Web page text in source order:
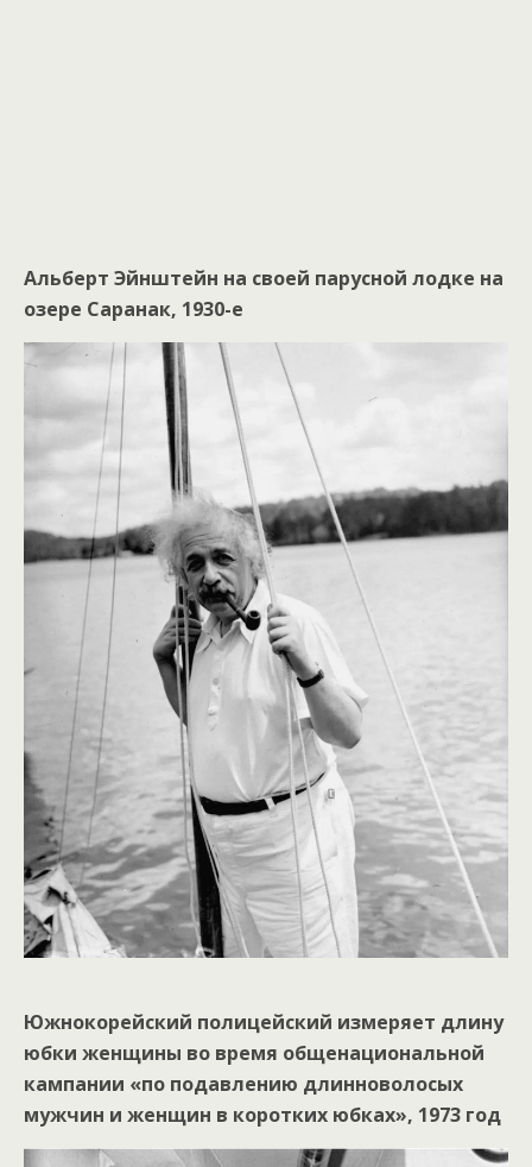
Альберт Эйнштейн на своей парусной лодке на
озере Саранак, 1930-е
Южнокорейский полицейский измеряет длину
юбки женщины во время общенациональной
кампании «по подавлению длинноволосых
мужчин и женщин в коротких юбках», 1973 год